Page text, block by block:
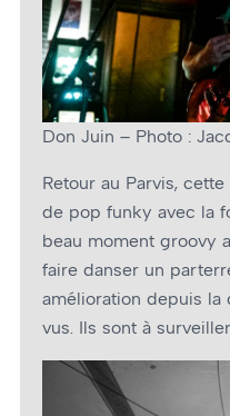
Don Juin – Photo :
Retour au Parvis,
de pop funky avec la
beau moment groovy
faire danser un
amélioration depuis la
vus. Ils sont à